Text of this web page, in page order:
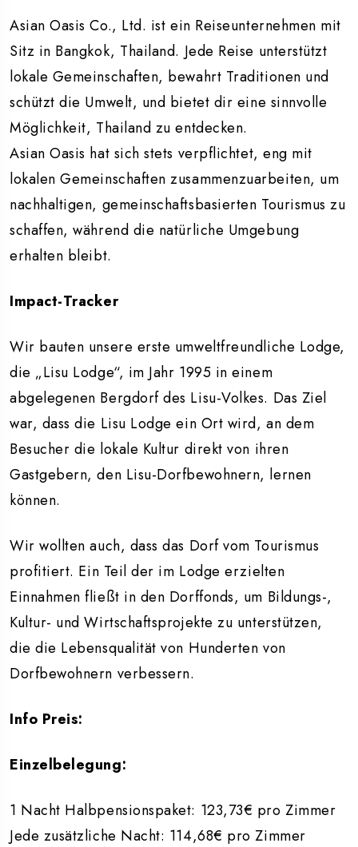
Asian Oasis Co., Ltd. ist ein Reiseunternehmen mit
Sitz in Bangkok, Thailand. Jede Reise unterstützt
lokale Gemeinschaften, bewahrt Traditionen und
schützt die Umwelt, und bietet dir eine sinnvolle
Möglichkeit, Thailand zu entdecken.
Asian Oasis hat sich stets verpflichtet, eng mit
lokalen Gemeinschaften zusammenzuarbeiten, um
nachhaltigen, gemeinschaftsbasierten Tourismus zu
schaffen, während die natürliche Umgebung
erhalten bleibt.
Impact-Tracker
Wir bauten unsere erste umweltfreundliche Lodge,
die „Lisu Lodge“, im Jahr 1995 in einem
abgelegenen Bergdorf des Lisu-Volkes. Das Ziel
war, dass die Lisu Lodge ein Ort wird, an dem
Besucher die lokale Kultur direkt von ihren
Gastgebern, den Lisu-Dorfbewohnern, lernen
können.
Wir wollten auch, dass das Dorf vom Tourismus
profitiert. Ein Teil der im Lodge erzielten
Einnahmen fließt in den Dorffonds, um Bildungs-,
Kultur- und Wirtschaftsprojekte zu unterstützen,
die die Lebensqualität von Hunderten von
Dorfbewohnern verbessern.
Info Preis:
Einzelbelegung:
1 Nacht Halbpensionspaket: 123,73€ pro Zimmer
Jede zusätzliche Nacht: 114,68€ pro Zimmer